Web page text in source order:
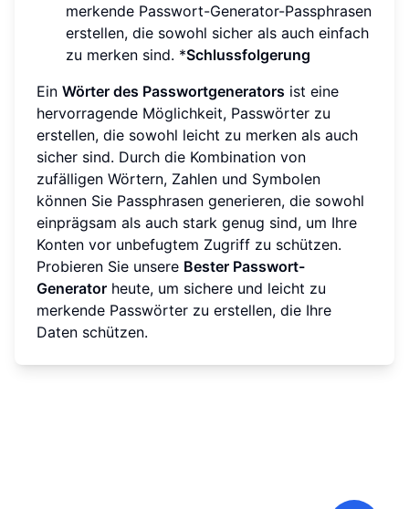
merkende Passwort-Generator-Passphrasen
erstellen, die sowohl sicher als auch einfach
zu merken sind. *Schlussfolgerung
Ein Wörter des Passwortgenerators ist eine
hervorragende Möglichkeit, Passwörter zu
erstellen, die sowohl leicht zu merken als auch
sicher sind. Durch die Kombination von
zufälligen Wörtern, Zahlen und Symbolen
können Sie Passphrasen generieren, die sowohl
einprägsam als auch stark genug sind, um Ihre
Konten vor unbefugtem Zugriff zu schützen.
Probieren Sie unsere Bester Passwort-
Generator heute, um sichere und leicht zu
merkende Passwörter zu erstellen, die Ihre
Daten schützen.